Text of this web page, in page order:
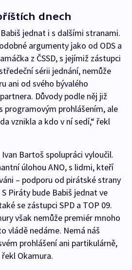
dnech
jednat i s dalšími stranami.
argumenty jako od ODS a
z ČSSD, s jejímiž zástupci
sérii jednání, nemůže
ani od svého bývalého
Důvody podle něj již
programovým prohlášením, ale
vznikla a kdo v ní sedí,“ řekl
Bartoš spolupráci vyloučil.
úlohou ANO, s lidmi, kteří
– podporu od pirátské strany
Piráty bude Babiš jednat ve
se zástupci SPD a TOP 09.
však nemůže premiér mnoho
vládě nedáme. Nemá náš
prohlášení ani partikulárně,
Okamura.